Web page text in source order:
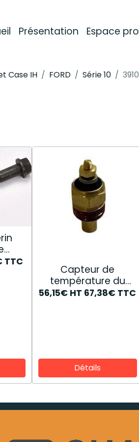
Présentation Espace pro
Case IH FORD Série 10 3910
TTC
Capteur de
température du
moteur 47598516
56,15€ HT 67,38€ TTC
Détails